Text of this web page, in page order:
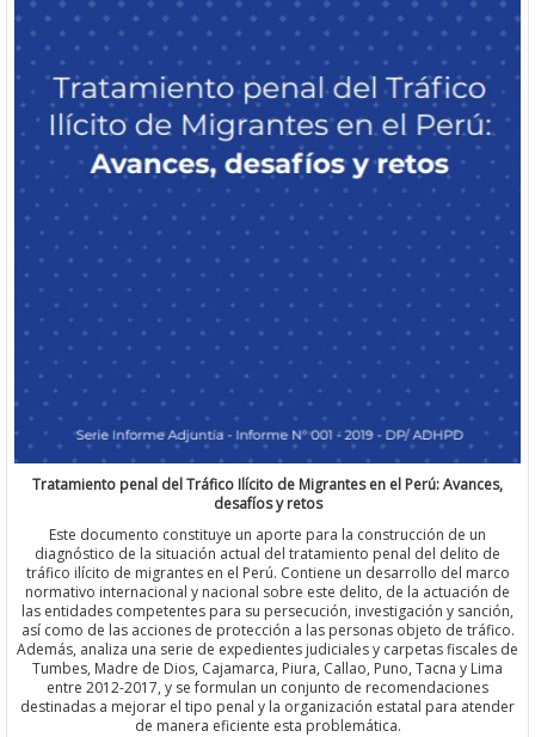
Tratamiento penal del Tráfico Ilícito de Migrantes en el Perú: Avances,
desafíos y retos
Este documento constituye un aporte para la construcción de un
diagnóstico de la situación actual del tratamiento penal del delito de
tráfico ilícito de migrantes en el Perú. Contiene un desarrollo del marco
normativo internacional y nacional sobre este delito, de la actuación de
las entidades competentes para su persecución, investigación y sanción,
así como de las acciones de protección a las personas objeto de tráfico.
Además, analiza una serie de expedientes judiciales y carpetas fiscales de
Tumbes, Madre de Dios, Cajamarca, Piura, Callao, Puno, Tacna y Lima
entre 2012-2017, y se formulan un conjunto de recomendaciones
destinadas a mejorar el tipo penal y la organización estatal para atender
de manera eficiente esta problemática.